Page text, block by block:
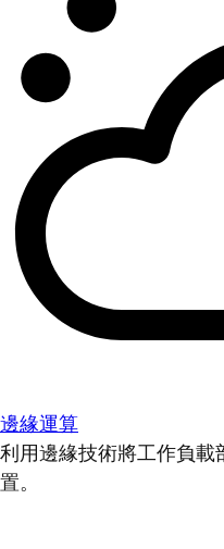
邊緣運算
利用邊緣技術將工作負載
置。